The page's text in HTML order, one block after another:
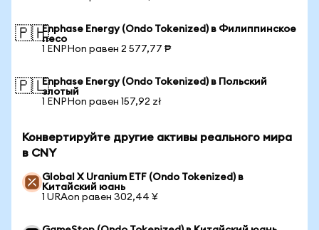
🇵🇭Enphase Energy (Ondo Tokenized) в Филиппинское
песо
1 ENPHon равен 2 577,77 ₱
🇵🇱Enphase Energy (Ondo Tokenized) в Польский
злотый
1 ENPHon равен 157,92 zł
Конвертируйте другие активы реального мира
в CNY
Global X Uranium ETF (Ondo Tokenized) в
Китайский юань
1 URAon равен 302,44 ¥